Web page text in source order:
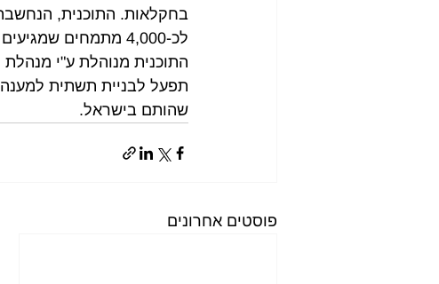
בחקלאות. התוכנית,
תפעל לבניית תשתית
שהותם בישראל.
פוסטים אחרונים